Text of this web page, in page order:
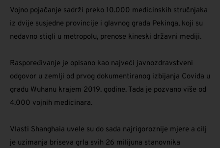
Vojno pojačanje sadrži preko 10.000 medicinskih stručnjaka
iz dvije susjedne provincije i glavnog grada Pekinga, koji su
nedavno stigli u metropolu, prenose kineski državni mediji.
Raspoređivanje je opisano kao najveći javnozdravstveni
odgovor u zemlji od prvog dokumentiranog izbijanja Covida u
gradu Wuhanu krajem 2019. godine. Tada je pozvano više od
4.000 vojnih medicinara.
Vlasti Shanghaia uvele su do sada najrigoroznije mjere a cilj
je uzimanja briseva grla svih 26 milijuna stanovnika